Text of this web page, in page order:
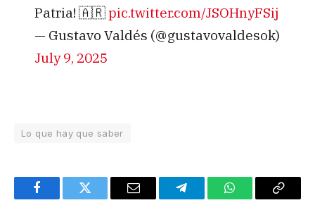
Patria! 🇦🇷pic.twitter.com/JSOHnyFSij
— Gustavo Valdés (@gustavovaldesok)
July 9, 2025
Lo que hay que saber
FacebookTwitter Email TelegramWhatsAppCopy